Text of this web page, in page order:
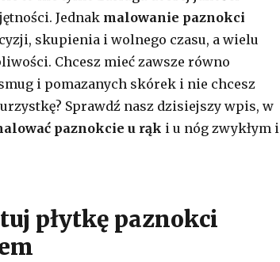
Jednak malowanie paznokci
skupienia i wolnego czasu, a wielu
Chcesz mieć zawsze równo
i pomazanych skórek i nie chcesz
Sprawdź nasz dzisiejszy wpis, w
paznokcie u rąk i u nóg zwykłym i
płytkę paznokci